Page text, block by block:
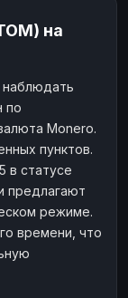
на
по
Monero.
пунктов.
в статусе
предлагают
режиме.
времени, что